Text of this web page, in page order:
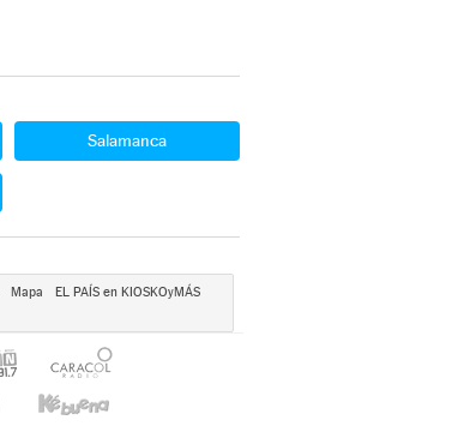
Salamanca
Mapa
EL PAÍS en KIOSKOyMÁS